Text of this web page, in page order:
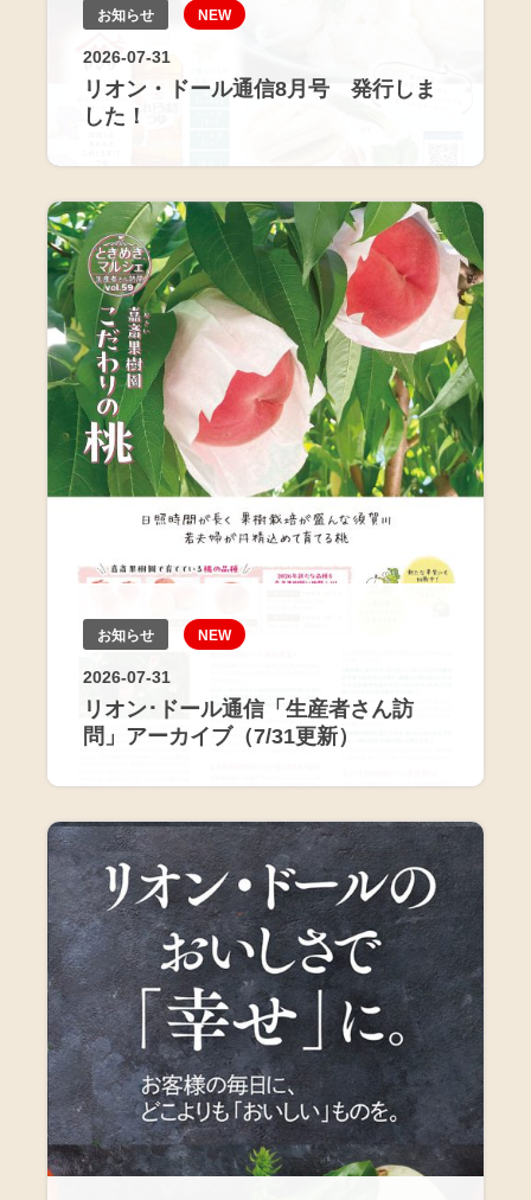
お知らせ NEW
2026-07-31
リオン・ドール通信8月号 発行しま
した！
お知らせ NEW
2026-07-31
リオン･ドール通信「生産者さん訪
問」アーカイブ（7/31更新）